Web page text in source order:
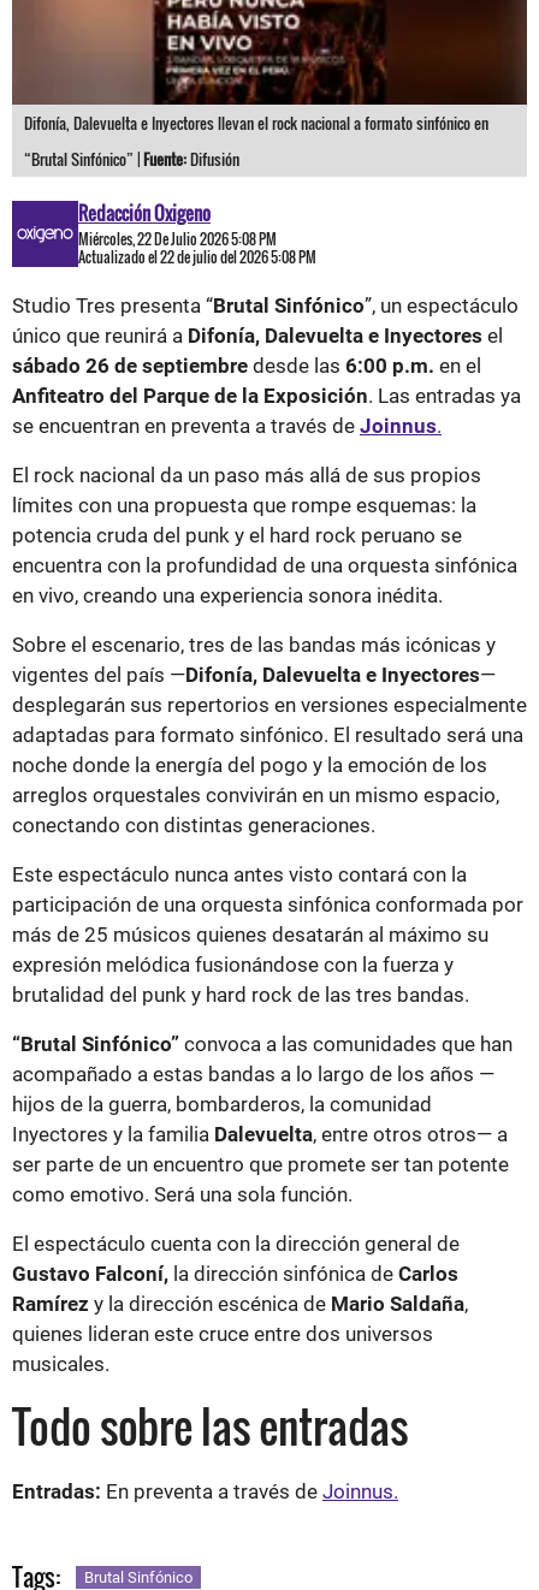
Difonía, Dalevuelta e Inyectores llevan el rock nacional a formato sinfónico en
“Brutal Sinfónico” |Fuente:Difusión
Redacción Oxigeno
Miércoles, 22 De Julio 2026 5:08 PM
Actualizado el 22 de julio del 2026 5:08 PM
Studio Tres presenta “Brutal Sinfónico”, un espectáculo
único que reunirá a Difonía, Dalevuelta e Inyectores el
sábado 26 de septiembre desde las 6:00 p.m. en el
Anfiteatro del Parque de la Exposición. Las entradas ya
se encuentran en preventa a través de Joinnus.
El rock nacional da un paso más allá de sus propios
límites con una propuesta que rompe esquemas: la
potencia cruda del punk y el hard rock peruano se
encuentra con la profundidad de una orquesta sinfónica
en vivo, creando una experiencia sonora inédita.
Sobre el escenario, tres de las bandas más icónicas y
vigentes del país —Difonía, Dalevuelta e Inyectores—
desplegarán sus repertorios en versiones especialmente
adaptadas para formato sinfónico. El resultado será una
noche donde la energía del pogo y la emoción de los
arreglos orquestales convivirán en un mismo espacio,
conectando con distintas generaciones.
Este espectáculo nunca antes visto contará con la
participación de una orquesta sinfónica conformada por
más de 25 músicos quienes desatarán al máximo su
expresión melódica fusionándose con la fuerza y
brutalidad del punk y hard rock de las tres bandas.
“Brutal Sinfónico” convoca a las comunidades que han
acompañado a estas bandas a lo largo de los años —
hijos de la guerra, bombarderos, la comunidad
Inyectores y la familia Dalevuelta, entre otros otros— a
ser parte de un encuentro que promete ser tan potente
como emotivo. Será una sola función.
El espectáculo cuenta con la dirección general de
Gustavo Falconí, la dirección sinfónica de Carlos
Ramírez y la dirección escénica de Mario Saldaña,
quienes lideran este cruce entre dos universos
musicales.
Todo sobre las entradas
Entradas: En preventa a través de Joinnus.
Tags: Brutal Sinfónico